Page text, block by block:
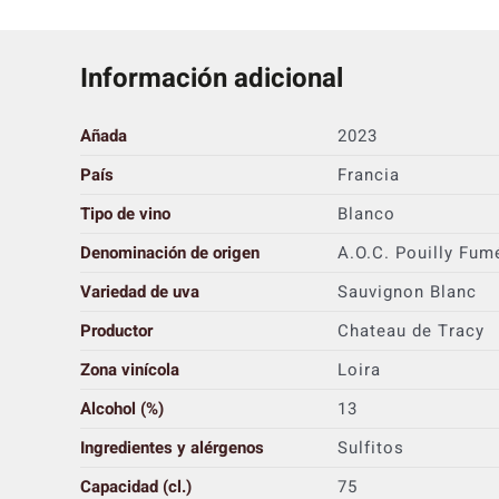
Información adicional
Añada
2023
País
Francia
Tipo de vino
Blanco
Denominación de origen
A.O.C. Pouilly
Variedad de uva
Sauvignon Blanc
Productor
Chateau de Tracy
Zona vinícola
Loira
Alcohol (%)
13
Ingredientes y alérgenos
Sulfitos
Capacidad (cl.)
75